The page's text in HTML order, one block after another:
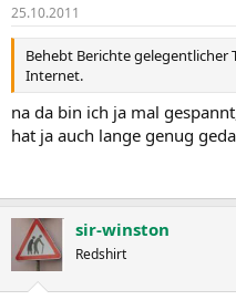
25.10.2011
Behebt Berichte gelegentlicher
Internet.
na da bin ich ja mal
hat ja auch lange genug
sir-winston
Redshirt